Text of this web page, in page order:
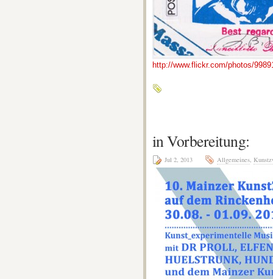
http://www.flickr.com/photos/
in Vorbereitung:
Jul 2, 2013 Allgemeines